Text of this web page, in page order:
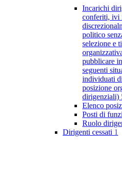
Incarichi
conferiti, ivi
politico
selezione e
pubblicare
seguenti
individuati
posizione
dirigenziali)
Elenco
Posti di
Ruolo
Dirigenti cessati 1